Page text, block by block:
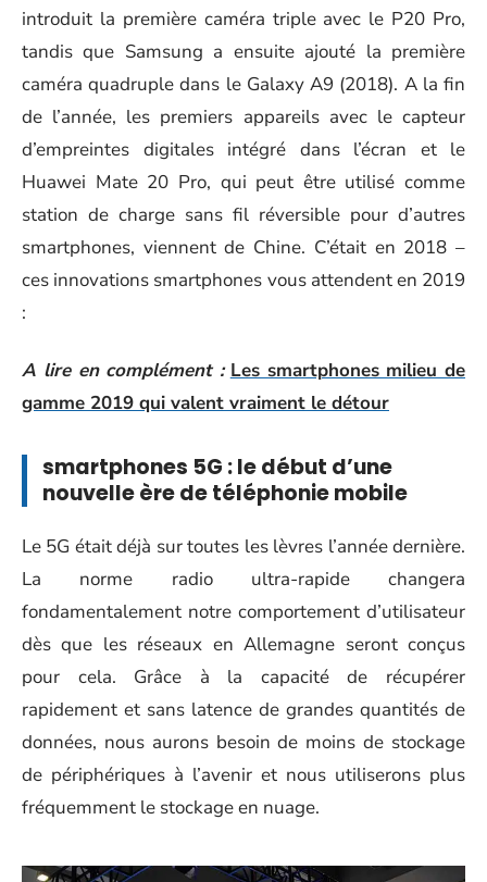
introduit la première caméra tripleavec le P20 Pro,
tandis que Samsung a ensuite ajouté la première
caméra quadruple dans le Galaxy A9 (2018). A la fin
de l’année, les premiers appareils avec le capteur
d’empreintes digitalesintégré dans l’écran et le
Huawei Mate 20 Pro, qui peut être utilisé comme
station de charge sans fil réversible pour d’autres
smartphones, viennent de Chine. C’était en 2018 –
ces innovations smartphones vous attendent en 2019
:
A lire en complément : Les smartphones milieu de
gamme 2019 qui valent vraiment le détour
smartphones 5G : le début d’une
nouvelle ère de téléphonie mobile
Le 5G était déjà sur toutes les lèvres l’année dernière.
La norme radio ultra-rapide changera
fondamentalement notre comportement d’utilisateur
dès que les réseaux en Allemagne seront conçus
pour cela. Grâce à la capacité de récupérer
rapidement et sans latence de grandes quantités de
données, nous aurons besoin de moins de stockage
de périphériques à l’avenir et nous utiliserons plus
fréquemment le stockage en nuage.